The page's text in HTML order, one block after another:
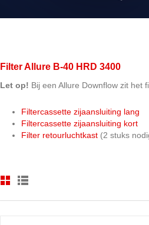
Filter Allure B-40 HRD 3400
Let op! Bij een Allure Downflow zit het
Filtercassette zijaansluiting lang
Filtercassette zijaansluiting kort
Filter retourluchtkast (2 stuks